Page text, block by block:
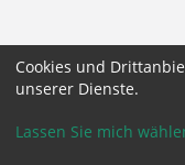
Cookies und
unserer Dienste.
Lassen Sie mich